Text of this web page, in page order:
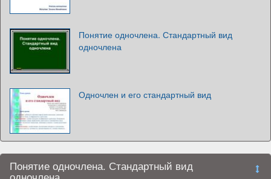
Понятие одночлена. Стандартный вид
одночлена
Одночлен и его стандартный вид
Понятие одночлена. Стандартный вид